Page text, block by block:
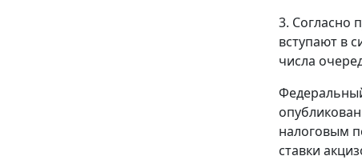
3. Согласно
вступают в
числа
налоговым
ставки